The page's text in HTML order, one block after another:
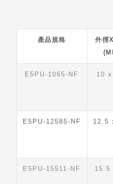
產品規格
外徑
E5PU-1065-NF 10
E5PU-12585-NF 12.5
E5PU-15511-NF 15.5